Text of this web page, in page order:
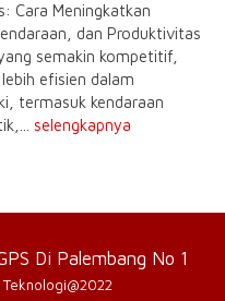
Cara Meningkatkan
dan Produktivitas
semakin kompetitif,
efisien dalam
termasuk kendaraan
selengkapnya
Di Palembang No 1